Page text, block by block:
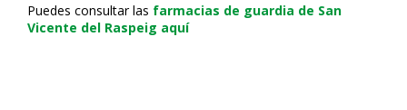
Puedes consultar las farmacias de guardia de San
Vicente del Raspeig aquí